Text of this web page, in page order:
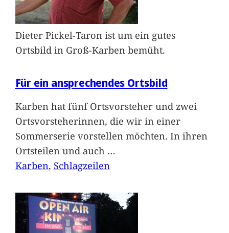
Dieter Pickel-Taron ist um ein gutes
Ortsbild in Groß-Karben bemüht.
Für ein ansprechendes Ortsbild
Karben hat fünf Ortsvorsteher und zwei
Ortsvorsteherinnen, die wir in einer
Sommerserie vorstellen möchten. In ihren
Ortsteilen und auch …
Karben, Schlagzeilen